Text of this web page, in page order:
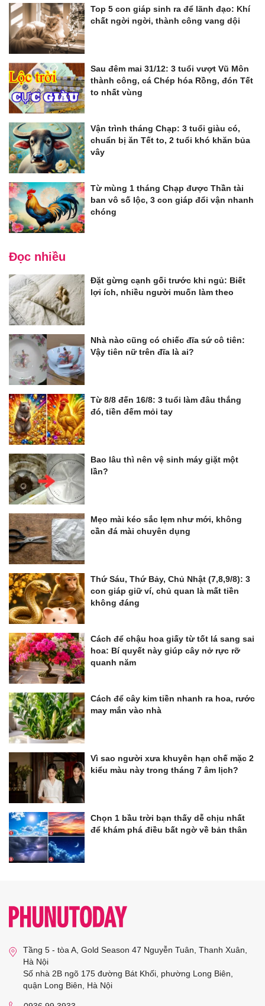
Top 5 con giáp sinh ra để lãnh đạo: Khí
chất ngời ngời, thành công vang dội
Sau đêm mai 31/12: 3 tuổi vượt Vũ Môn
thành công, cá Chép hóa Rồng, đón Tết
to nhất vùng
Vận trình tháng Chạp: 3 tuổi giàu có,
chuẩn bị ăn Tết to, 2 tuổi khó khăn bủa
vây
Từ mùng 1 tháng Chạp được Thần tài
ban vô số lộc, 3 con giáp đổi vận nhanh
chóng
Đọc nhiều
Đặt gừng cạnh gối trước khi ngủ: Biết
lợi ích, nhiều người muốn làm theo
Nhà nào cũng có chiếc đĩa sứ cô tiên:
Vậy tiên nữ trên đĩa là ai?
Từ 8/8 đến 16/8: 3 tuổi làm đâu thắng
đó, tiền đếm mỏi tay
Bao lâu thì nên vệ sinh máy giặt một
lần?
Mẹo mài kéo sắc lẹm như mới, không
cần đá mài chuyên dụng
Thứ Sáu, Thứ Bảy, Chủ Nhật (7,8,9/8): 3
con giáp giữ ví, chủ quan là mất tiền
không đáng
Cách để chậu hoa giấy từ tốt lá sang sai
hoa: Bí quyết này giúp cây nở rực rỡ
quanh năm
Cách để cây kim tiền nhanh ra hoa, rước
may mắn vào nhà
Vì sao người xưa khuyên hạn chế mặc 2
kiểu màu này trong tháng 7 âm lịch?
Chọn 1 bầu trời bạn thấy dễ chịu nhất
để khám phá điều bất ngờ về bản thân
Tầng 5 - tòa A, Gold Season 47 Nguyễn Tuân, Thanh Xuân,
Hà Nội
Số nhà 2B ngõ 175 đường Bát Khối, phường Long Biên,
quận Long Biên, Hà Nội